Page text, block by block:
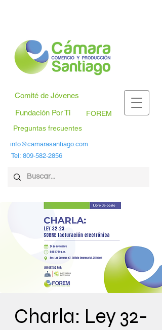
Tel: 809-582-2856
info@camarasantiago.com
FOREM
Comité de Jóvenes
Fundación Por Ti
Preguntas frecuentes
Charla: Ley 32-